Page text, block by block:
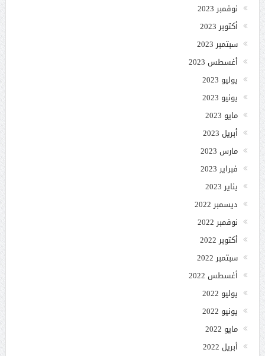
نوفمبر 2023
أكتوبر 2023
سبتمبر 2023
أغسطس 2023
يوليو 2023
يونيو 2023
مايو 2023
أبريل 2023
مارس 2023
فبراير 2023
يناير 2023
ديسمبر 2022
نوفمبر 2022
أكتوبر 2022
سبتمبر 2022
أغسطس 2022
يوليو 2022
يونيو 2022
مايو 2022
أبريل 2022